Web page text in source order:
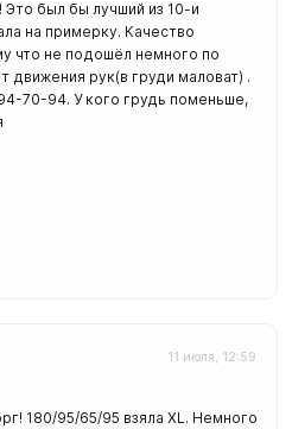
Это был бы лучший из 10-и
на примерку. Качество
что не подошёл немного по
движения рук(в груди маловат) .
70-94. У кого грудь поменьше,
11 июля, 12:59
180/95/65/95 взяла XL. Немного